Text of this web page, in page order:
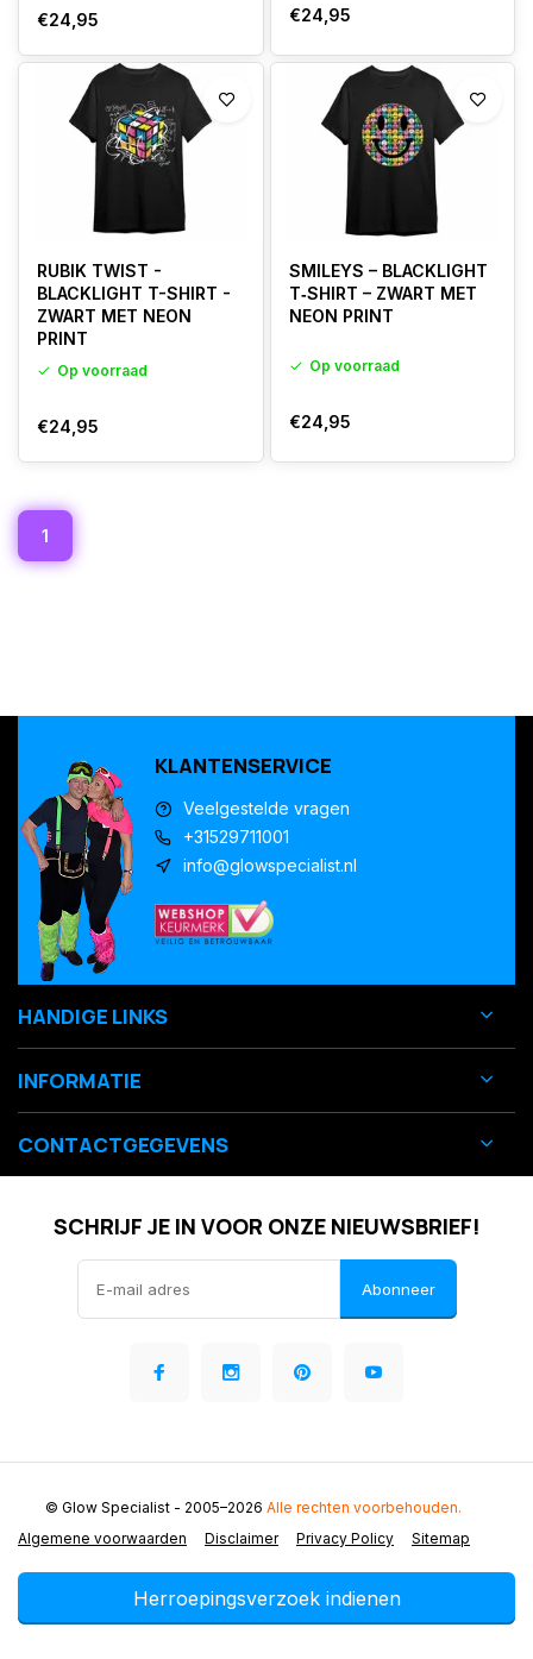
€24,95 €24,95
RUBIK TWIST -
BLACKLIGHT T-SHIRT -
ZWART MET NEON
PRINT
Op voorraad
€24,95
SMILEYS – BLACKLIGHT
T‑SHIRT – ZWART MET
NEON PRINT
Op voorraad
€24,95
1
KLANTENSERVICE
Veelgestelde vragen
+31529711001
info@glowspecialist.nl
HANDIGE LINKS
INFORMATIE
CONTACTGEGEVENS
SCHRIJF JE IN VOOR ONZE NIEUWSBRIEF!
Abonneer
Algemene voorwaarden Disclaimer Privacy Policy Sitemap
© Glow Specialist - 2005–2026 Alle rechten voorbehouden.
Herroepingsverzoek indienen